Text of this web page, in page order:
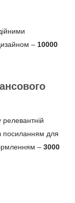
– 10000
з посиланням для
– 3000